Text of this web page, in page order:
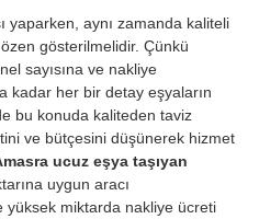
yaparken, aynı zamanda kaliteli
gösterilmelidir. Çünkü
sayısına ve nakliye
kadar her bir detay eşyaların
bu konuda kaliteden taviz
ve bütçesini düşünerek hizmet
ucuz eşya taşıyan
uygun aracı
yüksek miktarda nakliye ücreti